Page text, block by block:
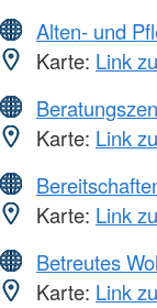
Alten- und
Karte: Link
Karte: Link
Karte: Link
Betreutes
Karte: Link